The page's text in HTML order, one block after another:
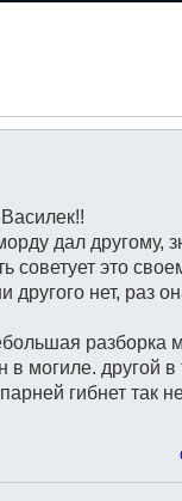
дал другому,
советует это
нет, раз
разборка
в могиле. другой
гибнет так